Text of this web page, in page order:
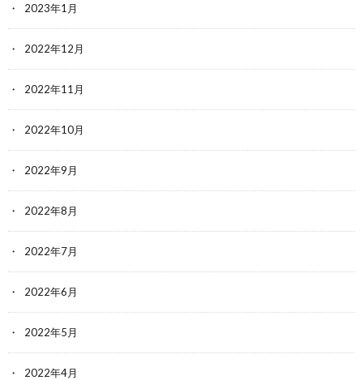
2023年1月
2022年12月
2022年11月
2022年10月
2022年9月
2022年8月
2022年7月
2022年6月
2022年5月
2022年4月